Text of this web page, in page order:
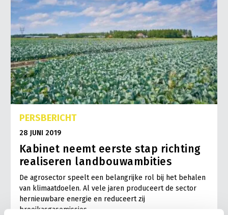
PERSBERICHT
28 JUNI 2019
Kabinet neemt eerste stap richting
realiseren landbouwambities
De agrosector speelt een belangrijke rol bij het behalen
van klimaatdoelen. Al vele jaren produceert de sector
hernieuwbare energie en reduceert zij
broeikasgasemissies…